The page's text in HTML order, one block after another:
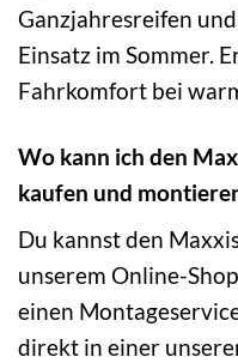
Ganzjahresreifen
Einsatz im Sommer.
Fahrkomfort bei
Wo kann ich den
kaufen und
Du kannst den
unserem Online-
einen
direkt in einer